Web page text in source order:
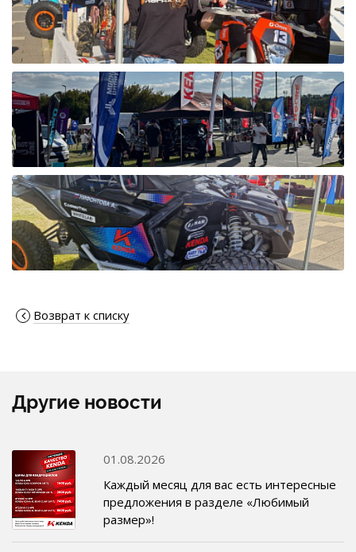
Возврат к списку
Другие новости
01.08.2026
Каждый месяц для вас есть интересные
предложения в разделе «Любимый
размер»!